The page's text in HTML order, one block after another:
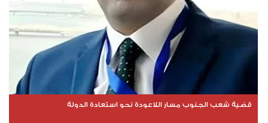
قضية شعب الجنوب مسار اللاعودة نحو استعادة الدولة